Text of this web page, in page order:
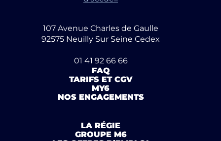
107 Avenue Charles de Gaulle
92575 Neuilly Sur Seine Cedex
01 41 92 66 66
FAQ
TARIFS ET CGV
MY6
NOS ENGAGEMENTS
LA RÉGIE
GROUPE M6